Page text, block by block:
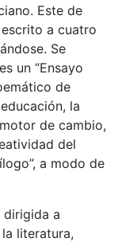
Este de
a cuatro
Se
un “Ensayo
de
la
de cambio,
del
a modo de
dirigida a
literatura,